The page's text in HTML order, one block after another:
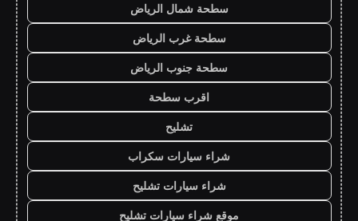
سطحة شمال الرياض
سطحة غرب الرياض
سطحة جنوب الرياض
اقرب سطحة
تشليح
شراء سيارات سكراب
شراء سيارات تشليح
موقع شراء سيارات تشليح